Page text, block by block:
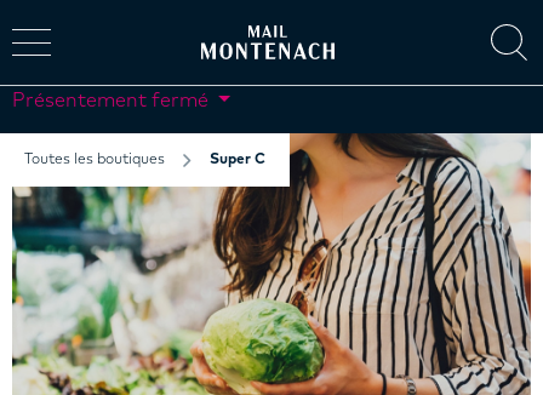
Présentement fermé
Toutes les boutiques Super C